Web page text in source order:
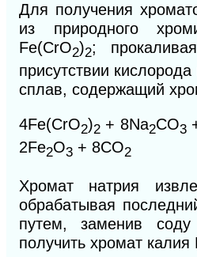
Для получения
из природного
Fe(CrO2)2;
присутствии
сплав, содержащий
4Fe(CrO2)2 + 8Na2CO3
2Fe2O3 + 8CO2
Хромат натрия
обрабатывая
путем, заменив
получить хромат калия